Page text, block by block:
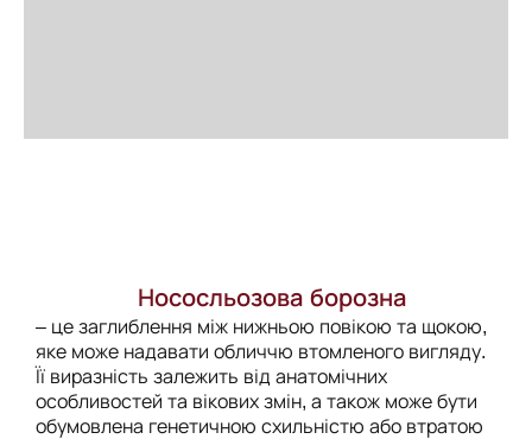
Нососльозова борозна
– це заглиблення між нижньою повікою та щокою,
яке може надавати обличчю втомленого вигляду.
Її виразність залежить від анатомічних
особливостей та вікових змін, а також може бути
обумовлена генетичною схильністю або втратою